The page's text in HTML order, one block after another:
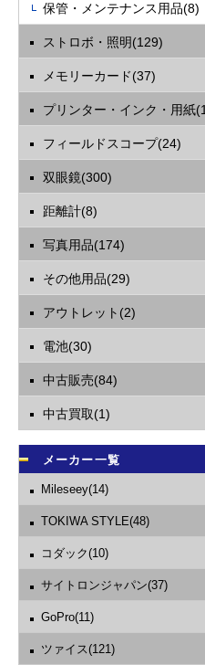
保管・メンテナンス用品(8)
ストロボ・照明(129)
メモリーカード(37)
プリンター・インク・用紙
フィールドスコープ(24)
双眼鏡(300)
距離計(8)
写真用品(174)
その他用品(29)
アウトレット(2)
電池(30)
中古販売(84)
中古買取(1)
メーカー一覧
Mileseey(14)
TOKIWA STYLE(48)
コダック(10)
サイトロンジャパン(37)
GoPro(11)
ツァイス(121)